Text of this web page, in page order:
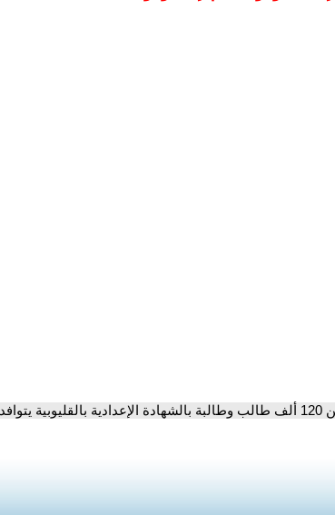
العربية